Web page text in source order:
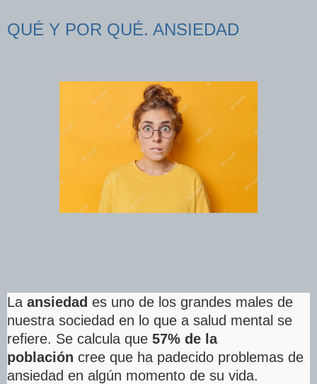
QUÉ Y POR QUÉ. ANSIEDAD
La ansiedad es uno de los grandes males de
nuestra sociedad en lo que a salud mental se
refiere. Se calcula que 57% de la
población cree que ha padecido problemas de
ansiedad en algún momento de su vida.